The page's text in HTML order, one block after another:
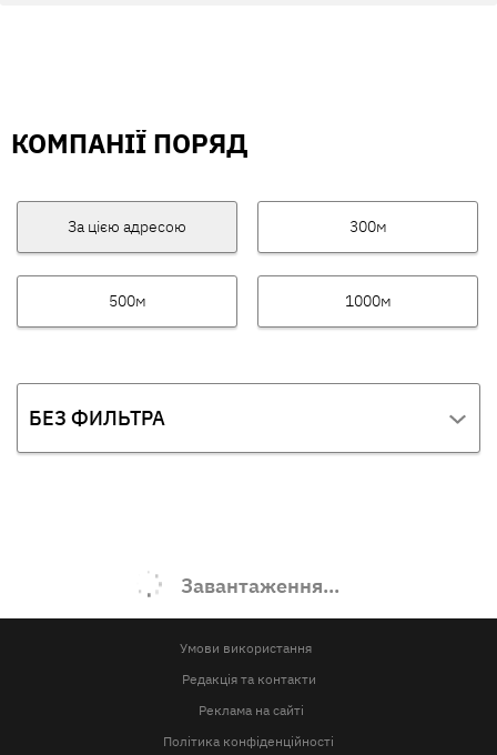
КОМПАНІЇ ПОРЯД
За цією адресою 300м
500м 1000м
БЕЗ ФИЛЬТРА
Завантаження...
Умови використання
Редакція та контакти
Реклама на сайті
Політика конфіденційності